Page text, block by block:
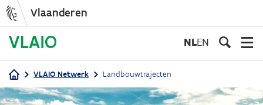
inhoud
gaan
Vlaanderen
NLEN
Kruimelpad
VLAIO Netwerk Landbouwtrajecten